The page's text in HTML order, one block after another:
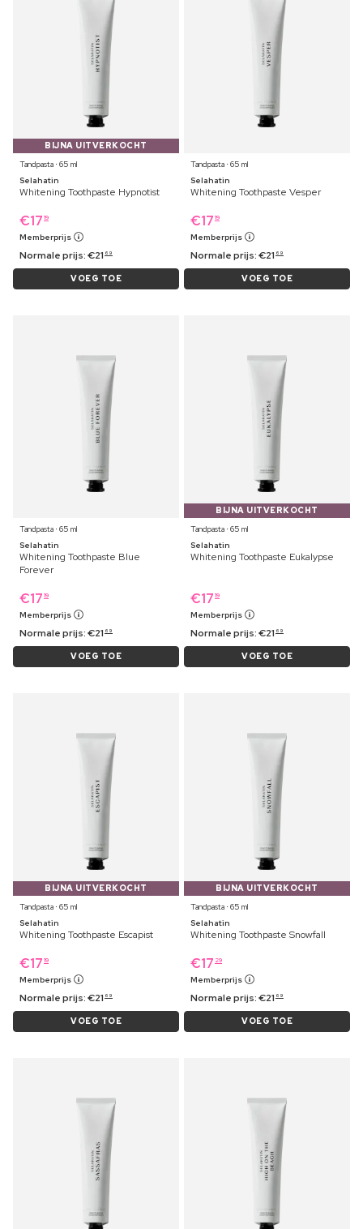
BIJNA UITVERKOCHT
Tandpasta ⋅ 65 ml
Selahatin
Whitening Toothpaste Hypnotist
€17 19
Memberprijs
Normale prijs:€21 69
VOEG TOE
Tandpasta ⋅ 65 ml
Selahatin
Whitening Toothpaste Vesper
€17 19
Memberprijs
Normale prijs:€21 69
VOEG TOE
Tandpasta ⋅ 65 ml
Selahatin
Whitening Toothpaste Blue
Forever
€17 19
Memberprijs
Normale prijs:€21 69
VOEG TOE
BIJNA UITVERKOCHT
Tandpasta ⋅ 65 ml
Selahatin
Whitening Toothpaste Eukalypse
€17 19
Memberprijs
Normale prijs:€21 69
VOEG TOE
BIJNA UITVERKOCHT
Tandpasta ⋅ 65 ml
Selahatin
Whitening Toothpaste Escapist
€17 19
Memberprijs
Normale prijs:€21 69
VOEG TOE
BIJNA UITVERKOCHT
Tandpasta ⋅ 65 ml
Selahatin
Whitening Toothpaste Snowfall
€17 29
Memberprijs
Normale prijs:€21 69
VOEG TOE